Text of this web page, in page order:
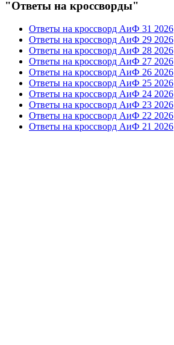
"Ответы на кроссворды"
Ответы на кроссворд АиФ 31 2026
Ответы на кроссворд АиФ 29 2026
Ответы на кроссворд АиФ 28 2026
Ответы на кроссворд АиФ 27 2026
Ответы на кроссворд АиФ 26 2026
Ответы на кроссворд АиФ 25 2026
Ответы на кроссворд АиФ 24 2026
Ответы на кроссворд АиФ 23 2026
Ответы на кроссворд АиФ 22 2026
Ответы на кроссворд АиФ 21 2026